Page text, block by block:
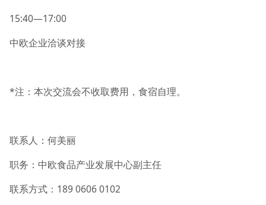
15:40—17:00
中欧企业洽谈对接
*注：本次交流会不收取费用，食宿自理。
联系人：何美丽
职务：中欧食品产业发展中心副主任
联系方式：189 0606 0102